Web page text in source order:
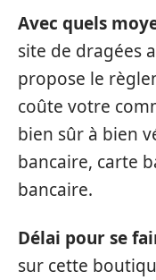
Avec quels
site de dragées
propose le
coûte votre
bien sûr à bien
bancaire, carte
bancaire.
Délai pour se
sur cette